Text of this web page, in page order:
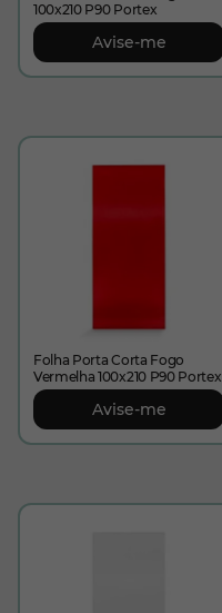
100x210 P90 Portex
Avise-me
Folha Porta Corta Fogo
Vermelha 100x210 P90 Portex
Avise-me